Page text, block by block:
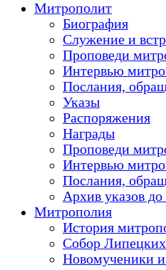
Митрополит
Биография
Служение и
Проповеди
Интервью
Послания,
Указы
Распоряжения
Награды
Проповеди
Интервью
Послания,
Архив указов
Митрополия
История
Собор
Новомученики